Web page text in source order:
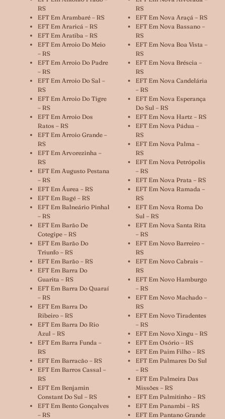
RS
EFT Em Arambaré – RS
EFT Em Araricá – RS
EFT Em Aratiba – RS
EFT Em Arroio Do Meio
– RS
EFT Em Arroio Do Padre
– RS
EFT Em Arroio Do Sal –
RS
EFT Em Arroio Do Tigre
– RS
EFT Em Arroio Dos
Ratos – RS
EFT Em Arroio Grande –
RS
EFT Em Arvorezinha –
RS
EFT Em Augusto Pestana
– RS
EFT Em Áurea – RS
EFT Em Bagé – RS
EFT Em Balneário Pinhal
– RS
EFT Em Barão De
Cotegipe – RS
EFT Em Barão Do
Triunfo – RS
EFT Em Barão – RS
EFT Em Barra Do
Guarita – RS
EFT Em Barra Do Quaraí
– RS
EFT Em Barra Do
Ribeiro – RS
EFT Em Barra Do Rio
Azul – RS
EFT Em Barra Funda –
RS
EFT Em Barracão – RS
EFT Em Barros Cassal –
RS
EFT Em Benjamin
Constant Do Sul – RS
EFT Em Bento Gonçalves
– RS
RS
EFT Em Nova Araçá – RS
EFT Em Nova Bassano –
RS
EFT Em Nova Boa Vista –
RS
EFT Em Nova Bréscia –
RS
EFT Em Nova Candelária
– RS
EFT Em Nova Esperança
Do Sul – RS
EFT Em Nova Hartz – RS
EFT Em Nova Pádua –
RS
EFT Em Nova Palma –
RS
EFT Em Nova Petrópolis
– RS
EFT Em Nova Prata – RS
EFT Em Nova Ramada –
RS
EFT Em Nova Roma Do
Sul – RS
EFT Em Nova Santa Rita
– RS
EFT Em Novo Barreiro –
RS
EFT Em Novo Cabrais –
RS
EFT Em Novo Hamburgo
– RS
EFT Em Novo Machado –
RS
EFT Em Novo Tiradentes
– RS
EFT Em Novo Xingu – RS
EFT Em Osório – RS
EFT Em Paim Filho – RS
EFT Em Palmares Do Sul
– RS
EFT Em Palmeira Das
Missões – RS
EFT Em Palmitinho – RS
EFT Em Panambi – RS
EFT Em Pantano Grande